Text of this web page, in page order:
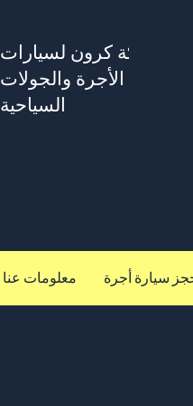
شركة كرون لسيارات
الأجرة والجولات
السياحية
معلومات عنا سيارة أجرة